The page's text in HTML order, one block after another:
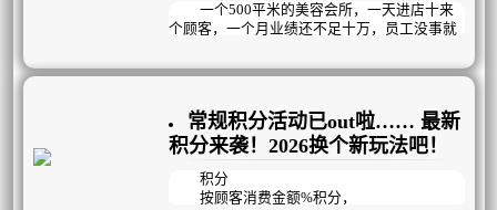
结果，更强调员工个体的自主创造性。通过会
议机制，在思想、知识、工具、技能、观
力；再通过过程监督和数据结果检测，帮助员
一个500平米的美容会所，一天进店十来
个顾客，一个月业绩还不足十万，员工没事就
做了以下几个动作，业绩成功倍增，突破新
常规积分活动已out啦…… 最新
积分来袭！2026换个新玩法吧！
积分
按顾客消费金额%积分，